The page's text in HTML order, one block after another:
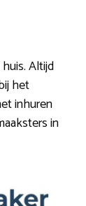
Altijd
het
inhuren
in